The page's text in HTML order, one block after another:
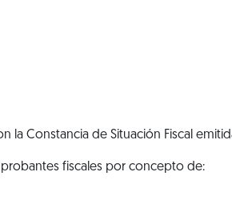
Constancia de Situación Fiscal
fiscales por concepto de: